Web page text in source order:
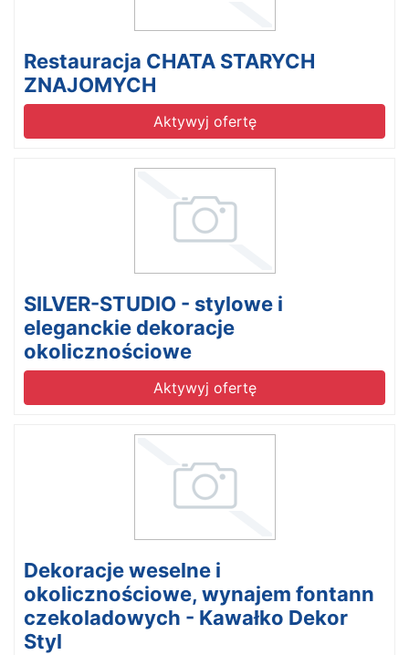
Restauracja CHATA STARYCH
ZNAJOMYCH
Aktywyj ofertę
SILVER-STUDIO - stylowe i
eleganckie dekoracje
okolicznościowe
Aktywyj ofertę
Dekoracje weselne i
okolicznościowe, wynajem fontann
czekoladowych - Kawałko Dekor
Styl